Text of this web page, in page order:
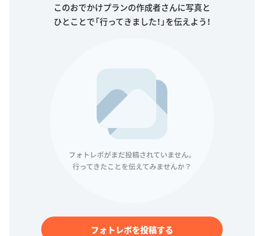
このおでかけプランの作成者さんに写真と
ひとことで「行ってきました！」を伝えよう！
フォトレポを投稿する